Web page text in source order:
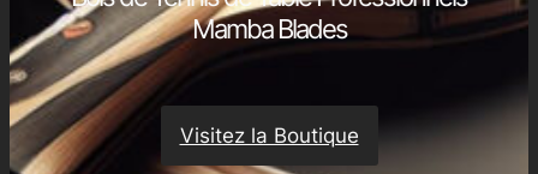
Mamba Blades
Visitez la Boutique